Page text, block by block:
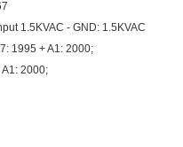
1.5KVAC - GND: 1.5KVAC
1995 + A1: 2000;
2000;